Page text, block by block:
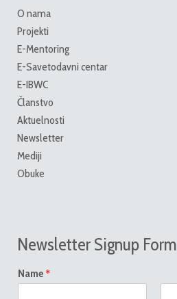
O nama
Projekti
E-Mentoring
E-Savetodavni centar
E-IBWC
Članstvo
Aktuelnosti
Newsletter
Mediji
Obuke
Newsletter Signup Form
Name *